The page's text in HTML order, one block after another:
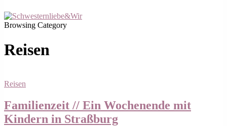
Browsing Category
Reisen
Reisen
Familienzeit // Ein Wochenende mit
Kindern in Straßburg